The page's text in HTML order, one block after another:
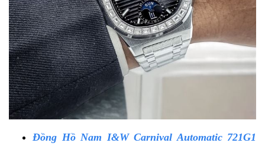
Đồng Hồ Nam I&W Carnival Automatic 721G1